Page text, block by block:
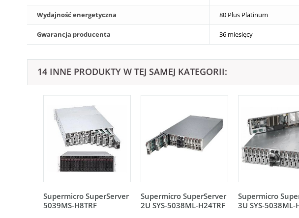
Wydajność energetyczna 80 Plus Platinum
Gwarancja producenta 36 miesięcy
14 INNE PRODUKTY W TEJ SAMEJ KATEGORII:
Supermicro SuperServer
5039MS-H8TRF
Supermicro SuperServer
2U SYS-5038ML-H24TRF
Supermicro
3U SYS-5038ML-